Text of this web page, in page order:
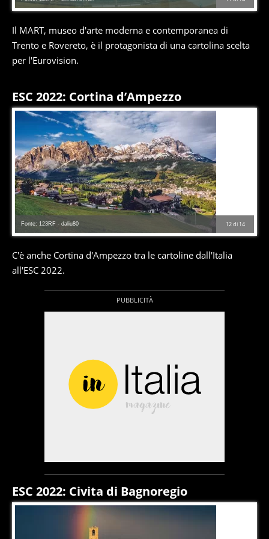
Il MART, museo d'arte moderna e contemporanea di
Trento e Rovereto, è il protagonista di una cartolina scelta
per l'Eurovision.
ESC 2022: Cortina d’Ampezzo
12di 14
Fonte: 123RF - daliu80
C'è anche Cortina d'Ampezzo tra le cartoline dall'Italia
all'ESC 2022.
ESC 2022: Civita di Bagnoregio